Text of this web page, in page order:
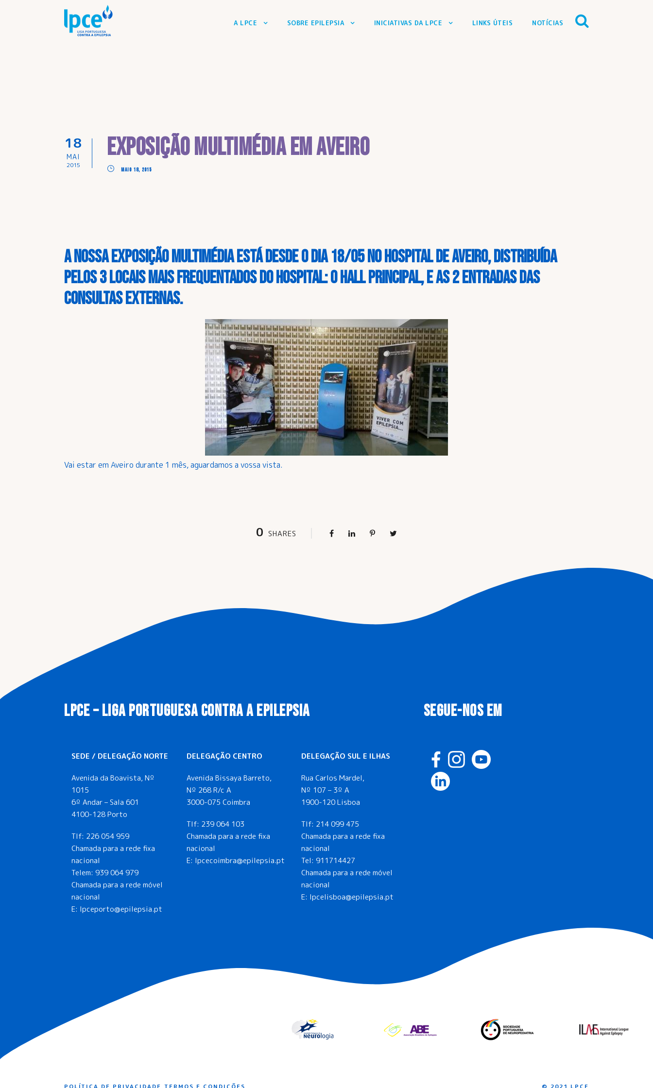
A LPCE SOBRE EPILEPSIA INICIATIVAS DA LPCE LINKS ÚTEIS NOTÍCIAS
18
MAI
2015
Exposição Multimédia em Aveiro
MAIO 18, 2015
A nossa Exposição Multimédia está desde o dia 18/05 no Hospital de Aveiro, distribuída
pelos 3 locais mais frequentados do hospital: o hall principal, e as 2 entradas das
consultas externas.
Vai estar em Aveiro durante 1 mês, aguardamos a vossa vista.
0 SHARES
LPCE – LIGA PORTUGUESA CONTRA A EPILEPSIA
SEDE / DELEGAÇÃO NORTE
Avenida da Boavista, Nº
1015
6º Andar – Sala 601
4100-128 Porto
Tlf: 226 054 959
Chamada para a rede fixa
nacional
Telem: 939 064 979
Chamada para a rede móvel
nacional
E: lpceporto@epilepsia.pt
DELEGAÇÃO CENTRO
Avenida Bissaya Barreto,
Nº 268 R/c A
3000-075 Coimbra
Tlf: 239 064 103
Chamada para a rede fixa
nacional
E: lpcecoimbra@epilepsia.pt
DELEGAÇÃO SUL E ILHAS
Rua Carlos Mardel,
Nº 107 – 3º A
1900-120 Lisboa
Tlf: 214 099 475
Chamada para a rede fixa
nacional
Tel:911714427
Chamada para a rede móvel
nacional
E: lpcelisboa@epilepsia.pt
SEGUE-NOS EM